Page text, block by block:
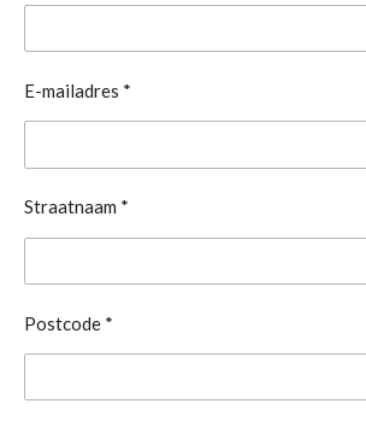
E-mailadres *
Straatnaam *
Postcode *